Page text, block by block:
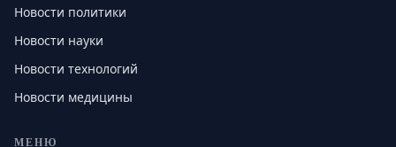
Новости политики
Новости науки
Новости технологий
Новости медицины
МЕНЮ